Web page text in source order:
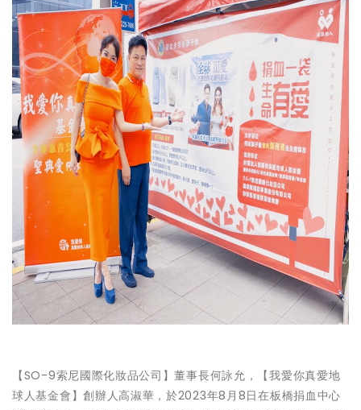
【SO-9索尼國際化妝品公司】董事長何詠允，【我愛你真愛地
球人基金會】創辦人高淑華，於2023年8月8日在板橋捐血中心